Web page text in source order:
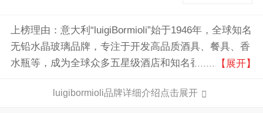
上榜理由：意大利“luigiBormioli”始于1946年，全球知名
无铅水晶玻璃品牌，专注于开发高品质酒具、餐具、香
水瓶等，成为全球众多五星级酒店和知名香水品牌合作
求艺术感和高品质，犹如玻璃制品中的法拉利。
【展开】
luigibormioli品牌详细介绍点击展开